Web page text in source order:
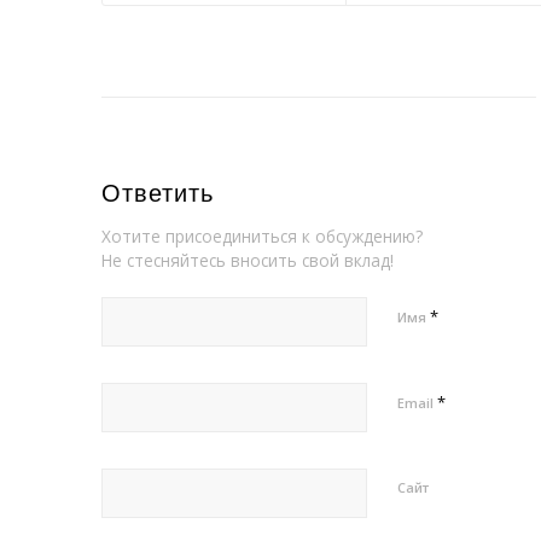
Ответить
Хотите присоединиться к обсуждению?
Не стесняйтесь вносить свой вклад!
Имя *
Email *
Сайт